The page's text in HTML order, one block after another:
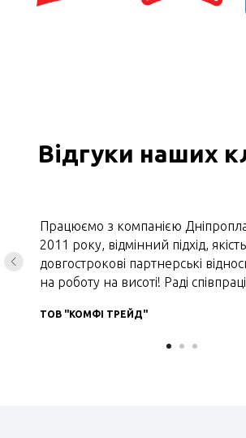
Відгуки наших
Працюємо з компанією
2011 року, відмінний підхід,
довгострокові партнерські
на роботу на висоті! Раді
ТОВ "КОМФІ ТРЕЙД"